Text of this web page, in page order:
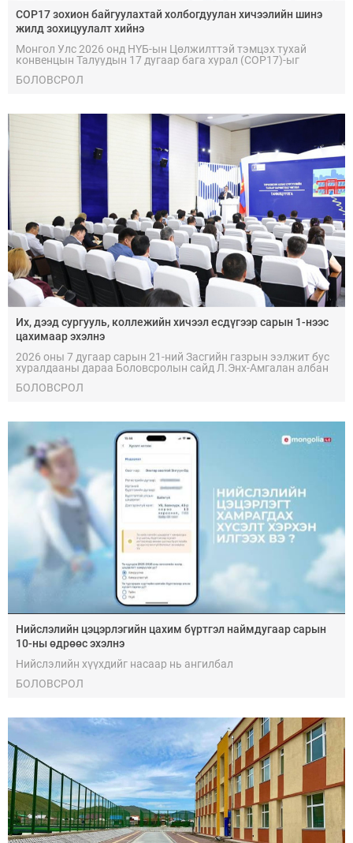
COP17 зохион байгуулахтай холбогдуулан хичээлийн шинэ
жилд зохицуулалт хийнэ
Монгол Улс 2026 онд НҮБ-ын Цөлжилттэй тэмцэх тухай
конвенцын Талуудын 17 дугаар бага хурал (COP17)-ыг
зохион байгуулна.
БОЛОВСРОЛ
Их, дээд сургууль, коллежийн хичээл есдүгээр сарын 1-нээс
цахимаар эхэлнэ
2026 оны 7 дугаар сарын 21-ний Засгийн газрын ээлжит бус
хуралдааны дараа Боловсролын сайд Л.Энх-Амгалан албан
хичээл 2026 оны 9 дүгээр сарын 15-наас эхэлнэ." гэж
БОЛОВСРОЛ
Нийслэлийн цэцэрлэгийн цахим бүртгэл наймдугаар сарын
10-ны өдрөөс эхэлнэ
Нийслэлийн хүүхдийг насаар нь ангилбал
БОЛОВСРОЛ